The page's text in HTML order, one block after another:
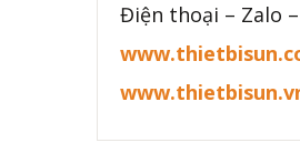
Điện thoại – Zalo